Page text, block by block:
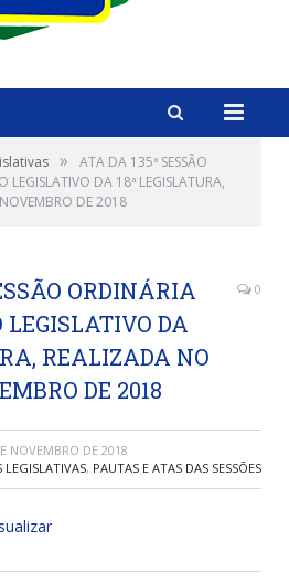
»
ATA DA 135ª SESSÃO
LEGISLATIVO DA 18ª LEGISLATURA,
DE 2018
ORDINÁRIA
LEGISLATIVO DA
REALIZADA NO
DE 2018
0
NOVEMBRO DE 2018
LEGISLATIVAS, PAUTAS E ATAS DAS SESSÕES